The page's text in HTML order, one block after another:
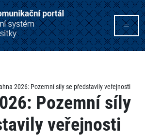
2026: Pozemní síly se představily veřejnosti
Pozemní síly
veřejnosti